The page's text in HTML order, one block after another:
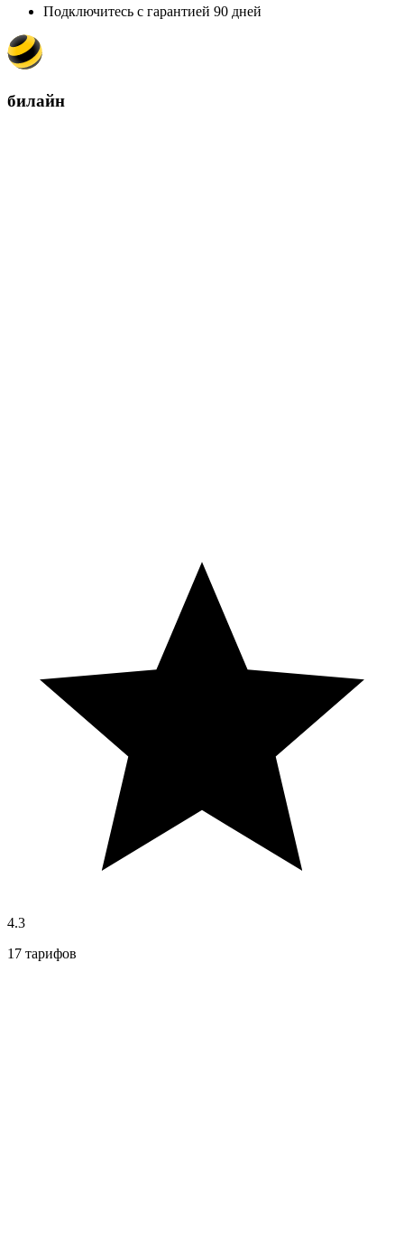
Подключитесь с гарантией 90 дней
билайн
4.3
17 тарифов